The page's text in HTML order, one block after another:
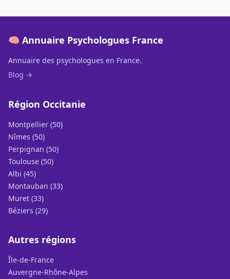
🧠 Annuaire Psychologues France
Annuaire des psychologues en France.
Blog →
Région Occitanie
Montpellier (50)
Nîmes (50)
Perpignan (50)
Toulouse (50)
Albi (45)
Montauban (33)
Muret (33)
Béziers (29)
Autres régions
Île-de-France
Auvergne-Rhône-Alpes